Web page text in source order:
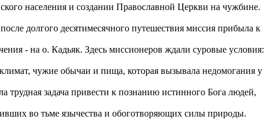
населения и создании Православной Церкви на чужбине.
долгого десятимесячного путешествия миссия прибыла к
- на о. Кадьяк. Здесь миссионеров ждали суровые условия:
чужие обычаи и пища, которая вызывала недомогания у
трудная задача привести к познанию истинного Бога людей,
во тьме язычества и обоготворяющих силы природы.